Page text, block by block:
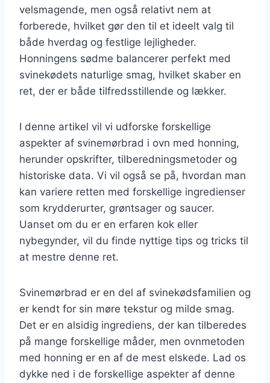
velsmagende, men også relativt nem at
forberede, hvilket gør den til et ideelt valg til
både hverdag og festlige lejligheder.
Honningens sødme balancerer perfekt med
svinekødets naturlige smag, hvilket skaber en
ret, der er både tilfredsstillende og lækker.
I denne artikel vil vi udforske forskellige
aspekter af svinemørbrad i ovn med honning,
herunder opskrifter, tilberedningsmetoder og
historiske data. Vi vil også se på, hvordan man
kan variere retten med forskellige ingredienser
som krydderurter, grøntsager og saucer.
Uanset om du er en erfaren kok eller
nybegynder, vil du finde nyttige tips og tricks til
at mestre denne ret.
Svinemørbrad er en del af svinekødsfamilien og
er kendt for sin møre tekstur og milde smag.
Det er en alsidig ingrediens, der kan tilberedes
på mange forskellige måder, men ovnmetoden
med honning er en af de mest elskede. Lad os
dykke ned i de forskellige aspekter af denne